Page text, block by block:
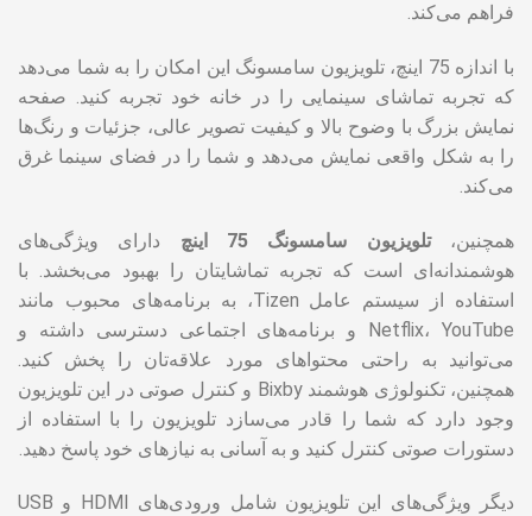
فراهم می‌کند.
با اندازه 75 اینچ، تلویزیون سامسونگ این امکان را به شما می‌دهد
که تجربه تماشای سینمایی را در خانه خود تجربه کنید. صفحه
نمایش بزرگ با وضوح بالا و کیفیت تصویر عالی، جزئیات و رنگ‌ها
را به شکل واقعی نمایش می‌دهد و شما را در فضای سینما غرق
می‌کند.
همچنین،تلویزیون سامسونگ 75 اینچ
دارای ویژگی‌های
هوشمندانه‌ای است که تجربه تماشایتان را بهبود می‌بخشد. با
استفاده از سیستم عامل Tizen، به برنامه‌های محبوب مانند
Netflix، YouTube و برنامه‌های اجتماعی دسترسی داشته و
می‌توانید به راحتی محتواهای مورد علاقه‌تان را پخش کنید.
همچنین، تکنولوژی هوشمند Bixby و کنترل صوتی در این تلویزیون
وجود دارد که شما را قادر می‌سازد تلویزیون را با استفاده از
دستورات صوتی کنترل کنید و به آسانی به نیازهای خود پاسخ دهید.
دیگر ویژگی‌های این تلویزیون شامل ورودی‌های HDMI و USB